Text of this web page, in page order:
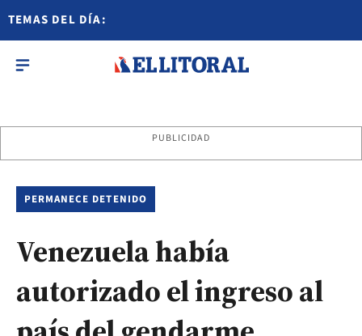
TEMAS DEL DÍA:
PUBLICIDAD
PERMANECE DETENIDO
Venezuela había
autorizado el ingreso al